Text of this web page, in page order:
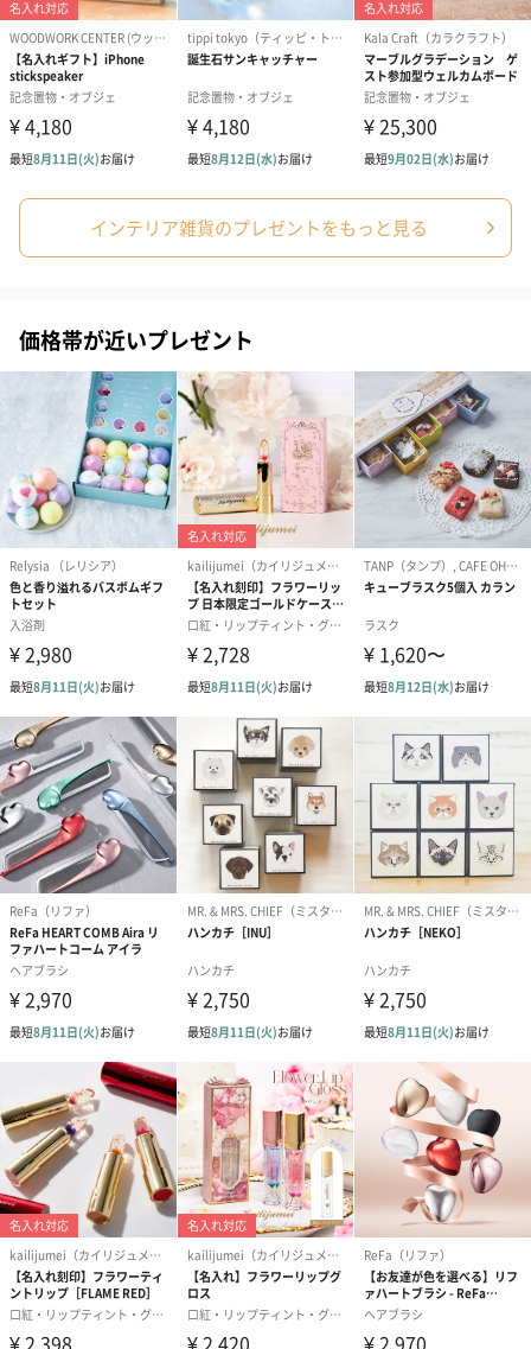
ぬいぐるみ
愛らしいぬいぐるみを同梱してお届けします。
誕生日・記念日・出産祝いなどのシーンにおすすめです。
（2,390円）
（1,760円）
ル）（1,760円
紅茶・コーヒー・スイーツ
紅茶・コーヒー・スイーツを同梱してお届けいたします。ギフト
への＋αにおすすめです。
アールグレイ（HAPPY
BIRTHDAY TO YOU）
（660円）
アールグレイティー
（660円）
フルーツティ
円）
スイーツ
スイーツを同梱してお届けいたします。ギフトへの＋αにおすすめ
ゼリーバウム カット
（レモン＆紅茶）（432
円）
麦わらパンダバウム
（バナナ味）（540円）
3層デザート
ェ〜国産フル
り〜 3号（864
インテリア雑貨のプレゼントをもっと見る
価格帯が近いプレゼント